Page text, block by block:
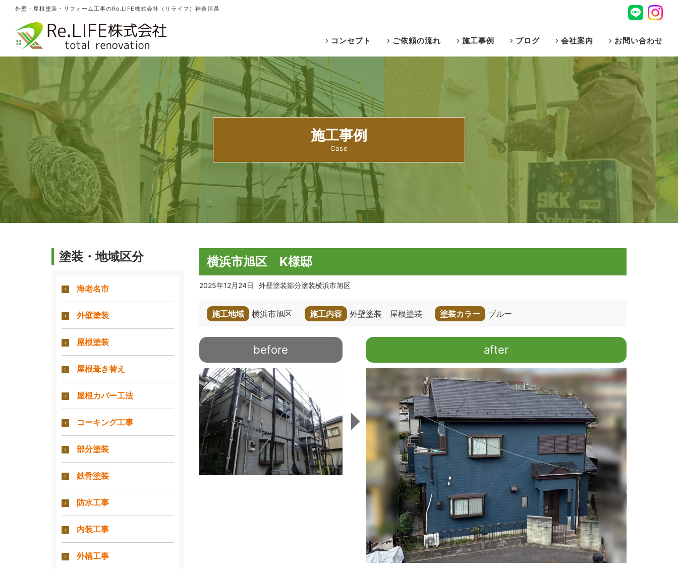
外壁・屋根塗装・リフォーム工事のRe.LIFE株式会社（リライフ）神奈川県
コンセプト ご依頼の流れ 施工事例 ブログ 会社案内 お問い合わせ
施工事例
塗装・地域区分
海老名市
外壁塗装
屋根塗装
屋根葺き替え
屋根カバー工法
コーキング工事
部分塗装
鉄骨塗装
防水工事
内装工事
外構工事
横浜市旭区 K様邸
2025年12月24日 外壁塗装部分塗装横浜市旭区
施工地域 横浜市旭区 施工内容 外壁塗装 屋根塗装 塗装カラー ブルー
before after